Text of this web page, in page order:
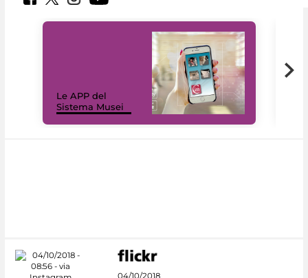
Le APP del
Sistema Musei
04/10/2018